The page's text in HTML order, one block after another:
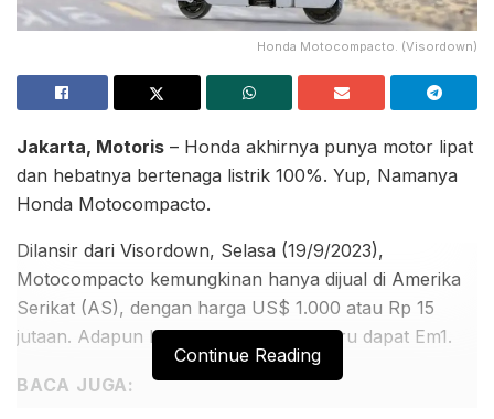
Honda Motocompacto. (Visordown)
Jakarta, Motoris – Honda akhirnya punya motor lipat
dan hebatnya bertenaga listrik 100%. Yup, Namanya
Honda Motocompacto.
Dilansir dari Visordown, Selasa (19/9/2023),
Motocompacto kemungkinan hanya dijual di Amerika
Serikat (AS), dengan harga US$ 1.000 atau Rp 15
jutaan. Adapun Indonesia sejauh ini baru dapat Em1.
BACA JUGA:
Continue Reading